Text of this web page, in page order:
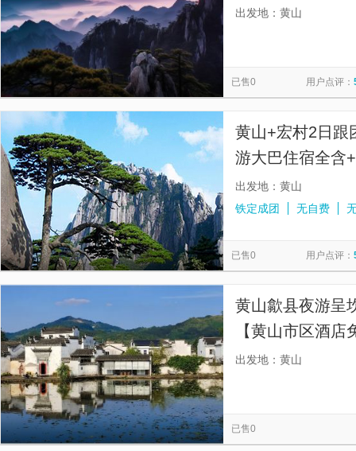
点，不走回头路
出发地：黄山
已售0 用户点评：
黄山+宏村2日跟
游大巴住宿全含
出发地：黄山
铁定成团
无自费
已售0 用户点评：
黄山歙县夜游呈
【黄山市区酒
玩团，出行无忧
出发地：黄山
已售0